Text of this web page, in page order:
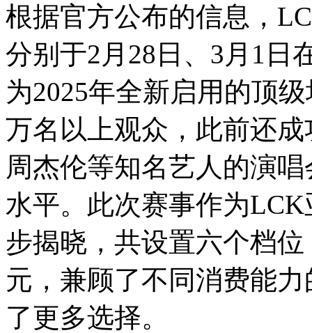
根据官方公布的信息，
分别于2月28日、3月1日
为2025年全新启用的顶
万名以上观众，此前还
周杰伦等知名艺人的演
水平。此次赛事作为
步揭晓，共设置六个档
元，兼顾了不同消费能
了更多选择。